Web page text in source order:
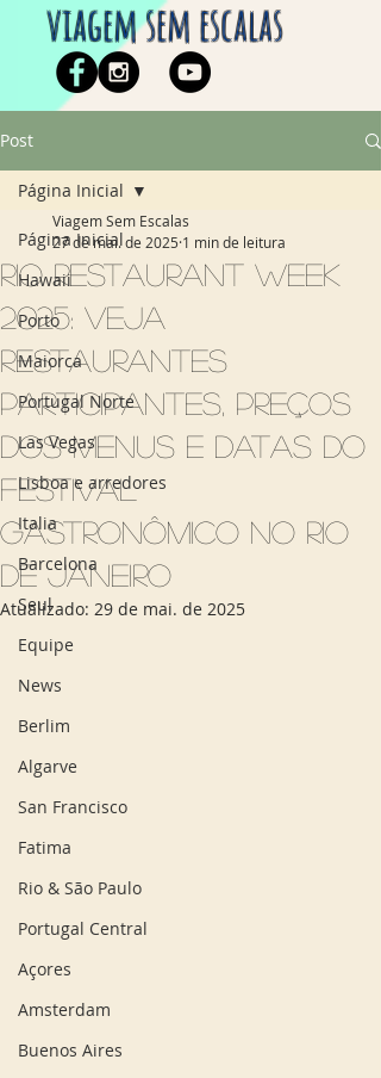
viagem sem escalas
Post
Página Inicial
Hawaii
Porto
Maiorca
Portugal Norte
Las Vegas
Lisboa e arredores
Italia
Barcelona
Seul
Equipe
News
Berlim
Algarve
San Francisco
Fatima
Rio & São Paulo
Portugal Central
Açores
Amsterdam
Buenos Aires
Página Inicial
Rio Restaurant Week
2025: veja
restaurantes
participantes, preços
dos menus e datas do
festival
gastronômico no Rio
de Janeiro
Viagem Sem Escalas
27 de mai. de 2025 1 min de leitura
Atualizado: 29 de mai. de 2025